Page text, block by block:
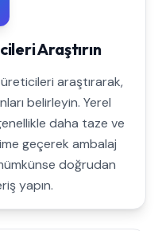
Araştırın
araştırarak,
belirleyin. Yerel
daha taze ve
geçerek ambalaj
doğrudan
yapın.